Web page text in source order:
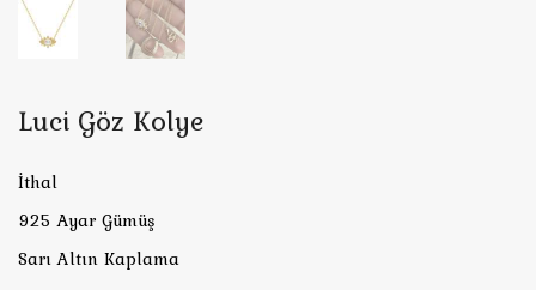
Luci Göz Kolye
İthal
925 Ayar Gümüş
Sarı Altın Kaplama